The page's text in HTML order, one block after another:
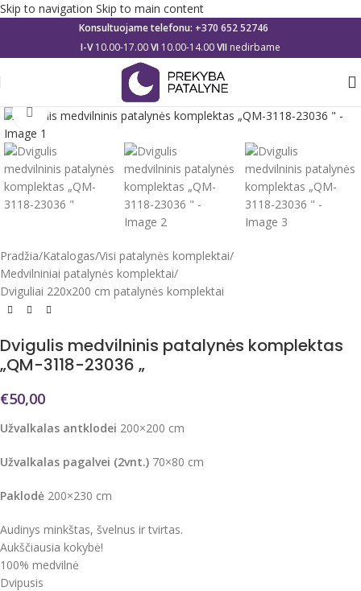
Skip to navigation Skip to main content
Konsultuojame telefonu: +370 652 52746
I-V10.00-17.00VI 10.00-14.00VII nedirbame
Click to enlarge
Pradžia/Katalogas/Visi patalynės komplektai/
Medvilniniai patalynės komplektai/
Dviguliai 220x200 cm patalynės komplektai
Dvigulis medvilninis patalynės komplektas
„QM-3118-23036 „
€50,00
Užvalkalas antklodei 200×200 cm
Užvalkalas pagalvei (2vnt.) 70×80 cm
Paklodė 200×230 cm
Audinys minkštas, švelnus ir tvirtas.
Aukščiausia kokybė!
100% medvilnė
Dvipusis